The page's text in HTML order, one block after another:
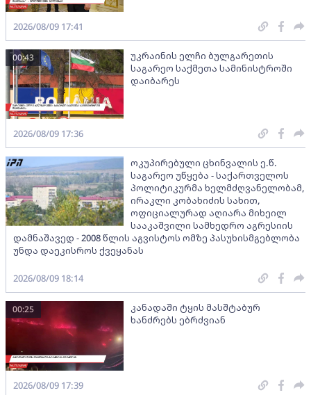
2026/08/09 17:41
უკრაინის ელჩი ბულგარეთის
საგარეო საქმეთა სამინისტროში
დაიბარეს
00:43
2026/08/09 17:36
ოკუპირებული ცხინვალის ე.წ.
საგარეო უწყება - საქართველოს
პოლიტიკურმა ხელმძღვანელობამ,
ირაკლი კობახიძის სახით,
ოფიციალურად აღიარა მიხეილ
სააკაშვილი სამხედრო აგრესიის
დამნაშავედ - 2008 წლის აგვისტოს ომზე პასუხისმგებლობა
უნდა დაეკისროს ქვეყანას
2026/08/09 18:14
კანადაში ტყის მასშტაბურ
ხანძრებს ებრძვიან
00:25
2026/08/09 17:39